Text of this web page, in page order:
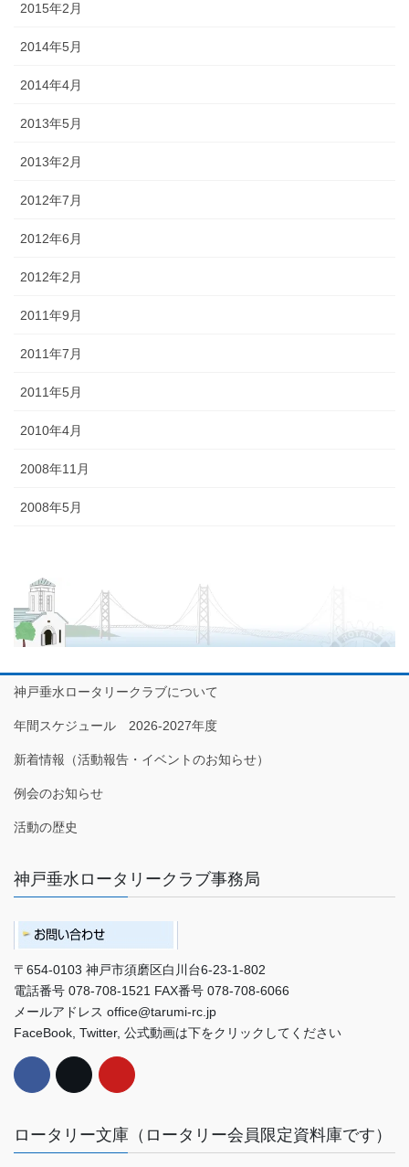
2015年2月
2014年5月
2014年4月
2013年5月
2013年2月
2012年7月
2012年6月
2012年2月
2011年9月
2011年7月
2011年5月
2010年4月
2008年11月
2008年5月
神戸垂水ロータリークラブについて
年間スケジュール 2026-2027年度
新着情報（活動報告・イベントのお知らせ）
例会のお知らせ
活動の歴史
神戸垂水ロータリークラブ事務局
〒654-0103 神戸市須磨区白川台6-23-1-802
電話番号 078-708-1521 FAX番号 078-708-6066
メールアドレス office@tarumi-rc.jp
FaceBook, Twitter, 公式動画は下をクリックしてください
ロータリー文庫（ロータリー会員限定資料庫です）